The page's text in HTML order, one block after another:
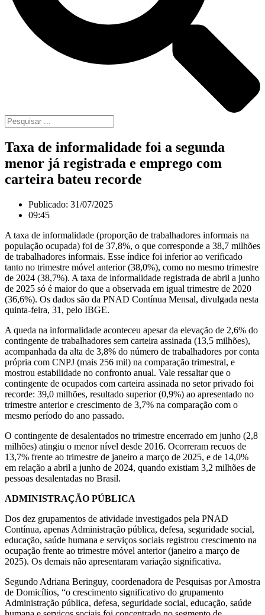
Taxa de informalidade foi a segunda
menor já registrada e emprego com
carteira bateu recorde
Publicado: 31/07/2025
09:45
A taxa de informalidade (proporção de trabalhadores informais na
população ocupada) foi de 37,8%, o que corresponde a 38,7 milhões
de trabalhadores informais. Esse índice foi inferior ao verificado
tanto no trimestre móvel anterior (38,0%), como no mesmo trimestre
de 2024 (38,7%). A taxa de informalidade registrada de abril a junho
de 2025 só é maior do que a observada em igual trimestre de 2020
(36,6%). Os dados são da PNAD Contínua Mensal, divulgada nesta
quinta-feira, 31, pelo IBGE.
A queda na informalidade aconteceu apesar da elevação de 2,6% do
contingente de trabalhadores sem carteira assinada (13,5 milhões),
acompanhada da alta de 3,8% do número de trabalhadores por conta
própria com CNPJ (mais 256 mil) na comparação trimestral, e
mostrou estabilidade no confronto anual. Vale ressaltar que o
contingente de ocupados com carteira assinada no setor privado foi
recorde: 39,0 milhões, resultado superior (0,9%) ao apresentado no
trimestre anterior e crescimento de 3,7% na comparação com o
mesmo período do ano passado.
O contingente de desalentados no trimestre encerrado em junho (2,8
milhões) atingiu o menor nível desde 2016. Ocorreram recuos de
13,7% frente ao trimestre de janeiro a março de 2025, e de 14,0%
em relação a abril a junho de 2024, quando existiam 3,2 milhões de
pessoas desalentadas no Brasil.
ADMINISTRAÇÃO PÚBLICA
Dos dez grupamentos de atividade investigados pela PNAD
Contínua, apenas Administração pública, defesa, seguridade social,
educação, saúde humana e serviços sociais registrou crescimento na
ocupação frente ao trimestre móvel anterior (janeiro a março de
2025). Os demais não apresentaram variação significativa.
Segundo Adriana Beringuy, coordenadora de Pesquisas por Amostra
de Domicílios, “o crescimento significativo do grupamento
Administração pública, defesa, seguridade social, educação, saúde